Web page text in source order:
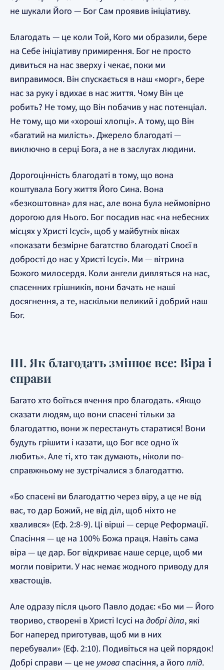
не шукали Його — Бог Сам проявив ініціативу.
Благодать — це коли Той, Кого ми образили, бере
на Себе ініціативу примирення. Бог не просто
дивиться на нас зверху і чекає, поки ми
виправимося. Він спускається в наш «морг», бере
нас за руку і вдихає в нас життя. Чому Він це
робить? Не тому, що Він побачив у нас потенціал.
Не тому, що ми «хороші хлопці». А тому, що Він
«багатий на милість». Джерело благодаті —
виключно в серці Бога, а не в заслугах людини.
Дорогоцінність благодаті в тому, що вона
коштувала Богу життя Його Сина. Вона
«безкоштовна» для нас, але вона була неймовірно
дорогою для Нього. Бог посадив нас «на небесних
місцях у Христі Ісусі», щоб у майбутніх віках
«показати безмірне багатство благодаті Своєї в
добрості до нас у Христі Ісусі». Ми — вітрина
Божого милосердя. Коли ангели дивляться на нас,
спасенних грішників, вони бачать не наші
досягнення, а те, наскільки великий і добрий наш
Бог.
III. Як благодать змінює все: Віра і
справи
Багато хто боїться вчення про благодать. «Якщо
сказати людям, що вони спасені тільки за
благодаттю, вони ж перестануть старатися! Вони
будуть грішити і казати, що Бог все одно їх
любить». Але ті, хто так думають, ніколи по-
справжньому не зустрічалися з благодаттю.
«Бо спасені ви благодаттю через віру, а це не від
вас, то дар Божий, не від діл, щоб ніхто не
хвалився» (Еф. 2:8-9). Ці вірші — серце Реформації.
Спасіння — це на 100% Божа праця. Навіть сама
віра — це дар. Бог відкриває наше серце, щоб ми
могли повірити. У нас немає жодного приводу для
хвастощів.
Але одразу після цього Павло додає: «Бо ми — Його
твориво, створені в Христі Ісусі на добрі діла, які
Бог наперед приготував, щоб ми в них
перебували» (Еф. 2:10). Подивіться на цей порядок!
Добрі справи — це не умова спасіння, а його плід.